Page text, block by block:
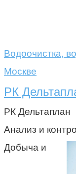
Водоочистка,
Москве
РК
РК
Анализ и
Добыча и